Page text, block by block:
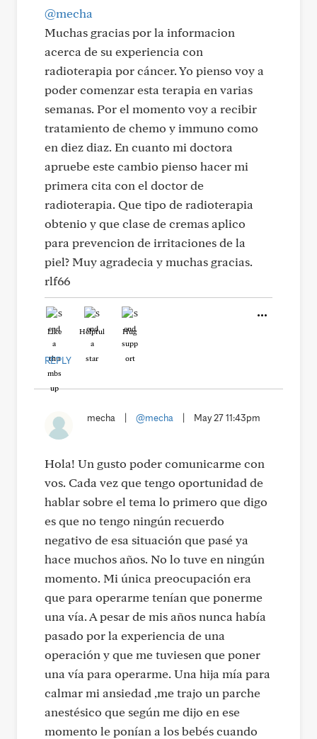
@mecha
Muchas gracias por la informacion
acerca de su experiencia con
radioterapia por cáncer. Yo pienso voy a
poder comenzar esta terapia en varias
semanas. Por el momento voy a recibir
tratamiento de chemo y immuno como
en diez diaz. En cuanto mi doctora
apruebe este cambio pienso hacer mi
primera cita con el doctor de
radioterapia. Que tipo de radioterapia
obtenio y que clase de cremas aplico
para prevencion de irritaciones de la
piel? Muy agradecia y muchas gracias.
rlf66
Like Helpful Hug
REPLY
mecha @mecha May 27 11:43pm
Hola! Un gusto poder comunicarme con
vos. Cada vez que tengo oportunidad de
hablar sobre el tema lo primero que digo
es que no tengo ningún recuerdo
negativo de esa situación que pasé ya
hace muchos años. No lo tuve en ningún
momento. Mi única preocupación era
que para operarme tenían que ponerme
una vía. A pesar de mis años nunca había
pasado por la experiencia de una
operación y que me tuviesen que poner
una vía para operarme. Una hija mía para
calmar mi ansiedad ,me trajo un parche
anestésico que según me dijo en ese
momento le ponían a los bebés cuando